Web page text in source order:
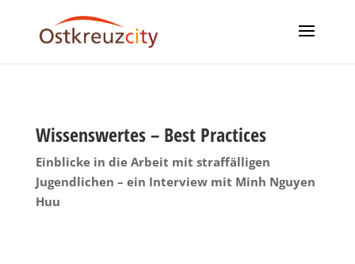
Wissenswertes – Best Practices
Einblicke in die Arbeit mit straffälligen
Jugendlichen – ein Interview mit Minh Nguyen
Huu